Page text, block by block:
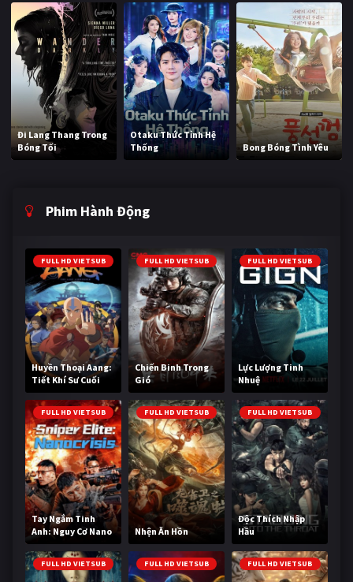
Đi Lang Thang Trong
Bóng Tối
Otaku Thức Tỉnh Hệ
Thống
Bong Bóng Tình Yêu
Phim Hành Động
FULL HD VIETSUB
Huyền Thoại Aang:
Tiết Khí Sư Cuối
Cùng
FULL HD VIETSUB
Chiến Binh Trong
Gió
FULL HD VIETSUB
Lực Lượng Tinh
Nhuệ
FULL HD VIETSUB
Tay Ngắm Tinh
Anh: Nguy Cơ Nano
FULL HD VIETSUB
Nhện Ăn Hồn
FULL HD VIETSUB
Độc Thích Nhập
Hầu
FULL HD VIETSUB FULL HD VIETSUB FULL HD VIETSUB